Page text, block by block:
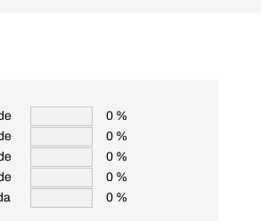
0 %
0 %
0 %
0 %
0 %